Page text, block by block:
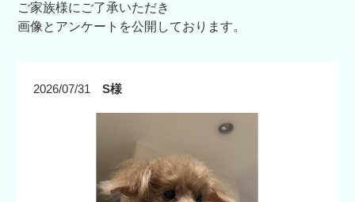
ご家族様にご了承いただき
画像とアンケートを公開しております。
2026/07/31 S様